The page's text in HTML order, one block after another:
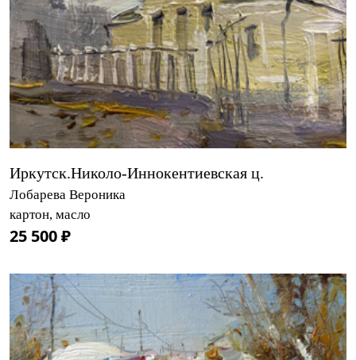
Иркутск.Николо-Иннокентиевская ц.
Лобарева Вероника
картон, масло
25 500 ₽